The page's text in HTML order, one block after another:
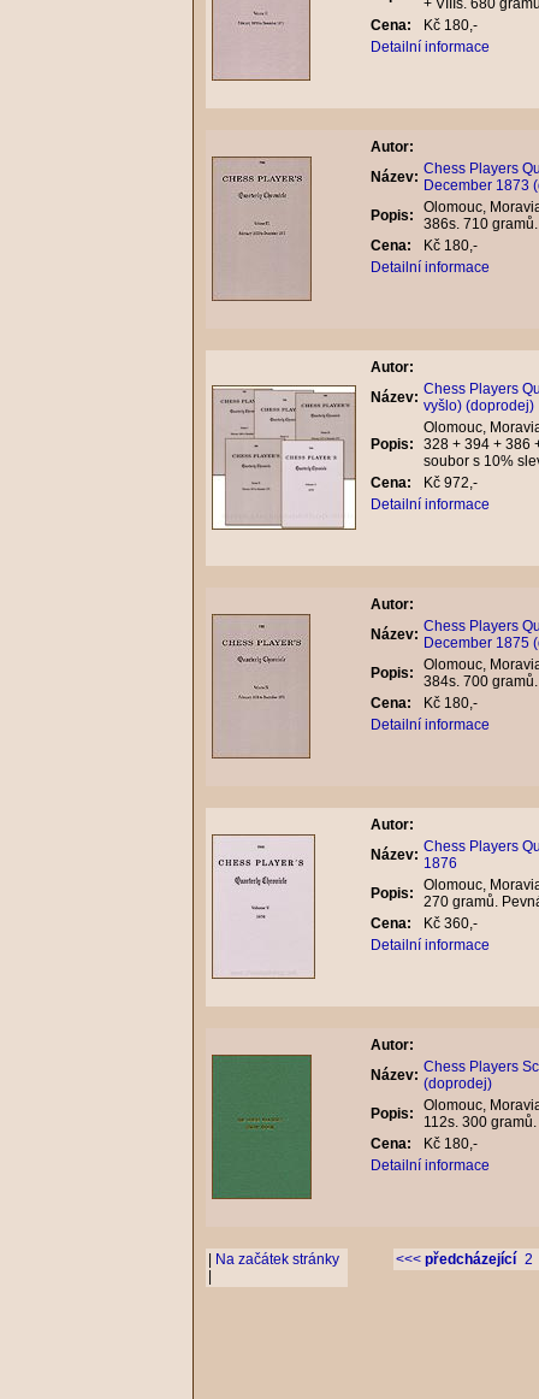
+ VIIIs. 680
Cena:
Kč 180,-
Detailní informace
Autor:
Název: Chess Players
December 1873
Popis:
Olomouc,
386s. 710
Cena:
Kč 180,-
Detailní informace
Autor:
Název: Chess Players
vyšlo) (doprodej)
Popis:
Olomouc,
328 + 394 + 386
soubor s 10%
Cena:
Kč 972,-
Detailní informace
Autor:
Název: Chess Players
December 1875
Popis:
Olomouc,
384s. 700
Cena:
Kč 180,-
Detailní informace
Autor:
Název: Chess Players
1876
Popis:
Olomouc,
270 gramů.
Cena:
Kč 360,-
Detailní informace
Autor:
Název: Chess Players
(doprodej)
Popis:
Olomouc,
112s. 300
Cena:
Kč 180,-
Detailní informace
<<< předcházející 2
Na začátek stránky